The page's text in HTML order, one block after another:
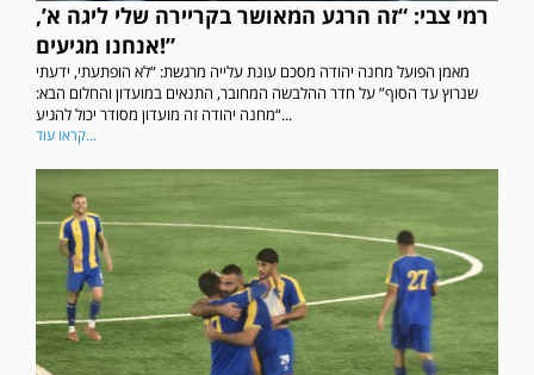
רמי צבי: “זה הרגע המאושר בקריירה שלי ליגה א’,
אנחנו מגיעים!”
מאמן הפועל מחנה יהודה מסכם עונת עלייה מרגשת: “לא הופתעתי, ידעתי
שנרוץ עד הסוף” על חדר ההלבשה המחובר, התנאים במועדון והחלום הבא:
“מחנה יהודה זה מועדון מסודר יכול להגיע...
קראו עוד...